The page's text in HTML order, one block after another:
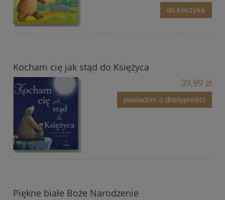
do koszyka
Kocham cię jak stąd do Księżyca
39,99 zł
powiadom o dostępności
Piękne białe Boże Narodzenie